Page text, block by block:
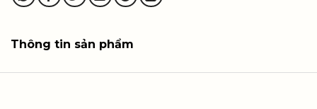
Thông tin sản phẩm